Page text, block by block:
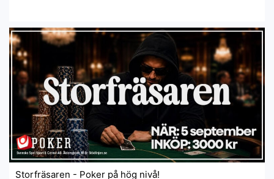
Storfräsaren - Poker på hög nivå!